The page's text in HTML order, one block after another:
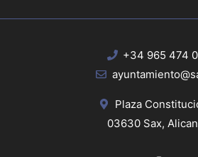
+34 965 474
Plaza
03630 Sax,